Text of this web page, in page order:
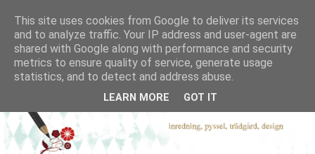
This site uses cookies from Google to deliver its services
and to analyze traffic. Your IP address and user-agent are
shared with Google along with performance and security
metrics to ensure quality of service, generate usage
statistics, and to detect and address abuse.
LEARN MORE GOT IT